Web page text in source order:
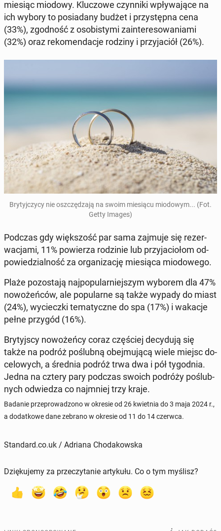
miesiąc miodowy. Klu­czo­we czyn­ni­ki wpły­wa­ją­ce na
ich wybory to po­sia­da­ny budżet i przy­stęp­na cena
(33%), zgod­ność z oso­bi­sty­mi za­in­te­re­so­wa­nia­mi
(32%) oraz re­ko­men­da­cje rodziny i przy­ja­ciół (26%).
Bry­tyj­czy­cy nie oszczę­dza­ją na swoim mie­sią­cu mio­do­wym... (Fot.
Getty Images)
Podczas gdy więk­szość par sama zajmuje się re­zer­
wa­cja­mi, 11% po­wie­rza ro­dzi­nie lub przy­ja­cio­łom od­
po­wie­dzial­ność za or­ga­ni­za­cję mie­sią­ca mio­do­we­go.
Plaże po­zo­sta­ją naj­po­pu­lar­niej­szym wyborem dla 47%
no­wo­żeń­ców, ale po­pu­lar­ne są także wypady do miast
(24%), wy­ciecz­ki te­ma­tycz­ne do spa (17%) i wakacje
pełne przygód (16%).
Bry­tyj­scy no­wo­żeń­cy coraz czę­ściej de­cy­du­ją się
także na podróż po­ślub­ną obej­mu­ją­cą wiele miejsc do­
ce­lo­wych, a średnia podróż trwa dwa i pół ty­go­dnia.
Jedna na cztery pary podczas swoich podróży po­ślub­
nych od­wie­dza co naj­mniej trzy kraje.
Badanie prze­pro­wa­dzo­no w okresie od 26 kwiet­nia do 3 maja 2024 r.,
a do­dat­ko­we dane zebrano w okresie od 11 do 14 czerwca.
Standard.co.uk / Adriana Chodakowska
Dziękujemy za przeczytanie artykułu. Co o tym myślisz?